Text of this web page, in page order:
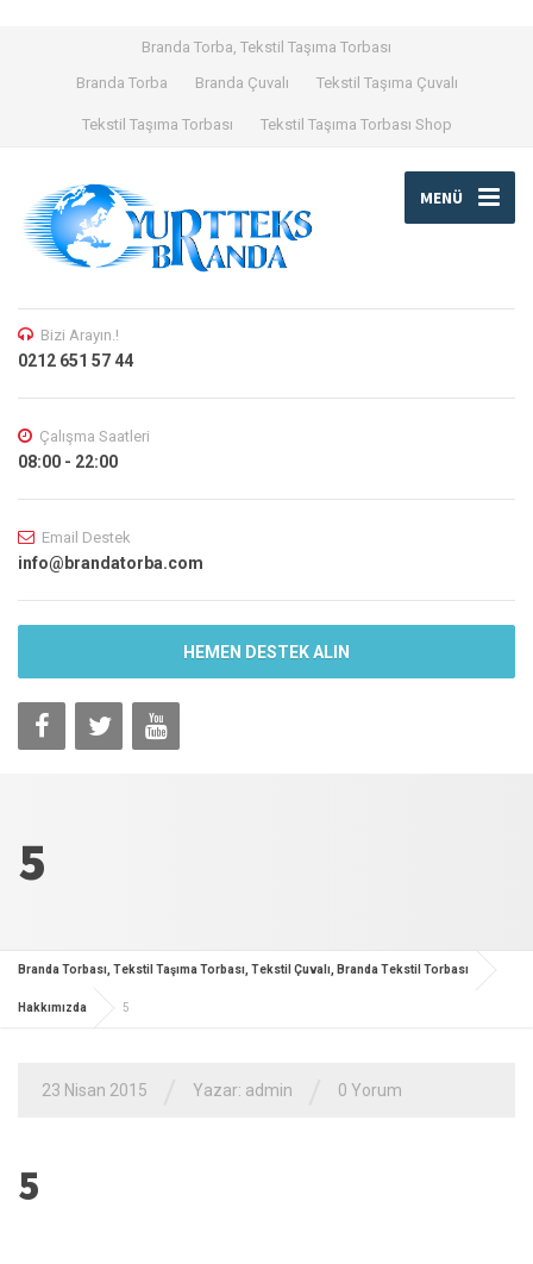
Branda Torba, Tekstil Taşıma Torbası
Branda Torba
Branda Çuvalı Tekstil Taşıma Çuvalı
Tekstil Taşıma Torbası Tekstil Taşıma Torbası Shop
MENÜ
Bizi Arayın.!
0212 651 57 44
Çalışma Saatleri
08:00 - 22:00
Email Destek
info@brandatorba.com
HEMEN DESTEK ALIN
5
Branda Torbası, Tekstil Taşıma Torbası, Tekstil Çuvalı, Branda Tekstil Torbası
Hakkımızda 5
23 Nisan 2015 Yazar: admin 0 Yorum
5